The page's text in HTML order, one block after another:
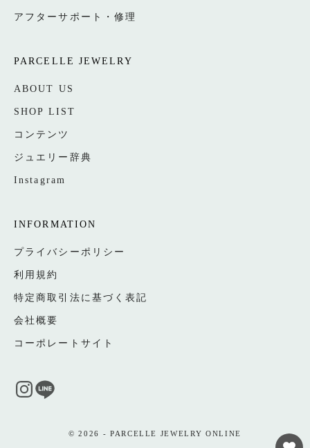
アフターサポート・修理
PARCELLE JEWELRY
ABOUT US
SHOP LIST
コンテンツ
ジュエリー辞典
Instagram
INFORMATION
プライバシーポリシー
利用規約
特定商取引法に基づく表記
会社概要
コーポレートサイト
© 2026 - PARCELLE JEWELRY ONLINE